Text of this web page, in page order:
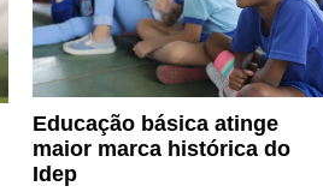
Educação básica atinge
maior marca histórica do
Idep